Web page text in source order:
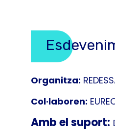
Organitza:
Col·laboren:
Amb el suport: